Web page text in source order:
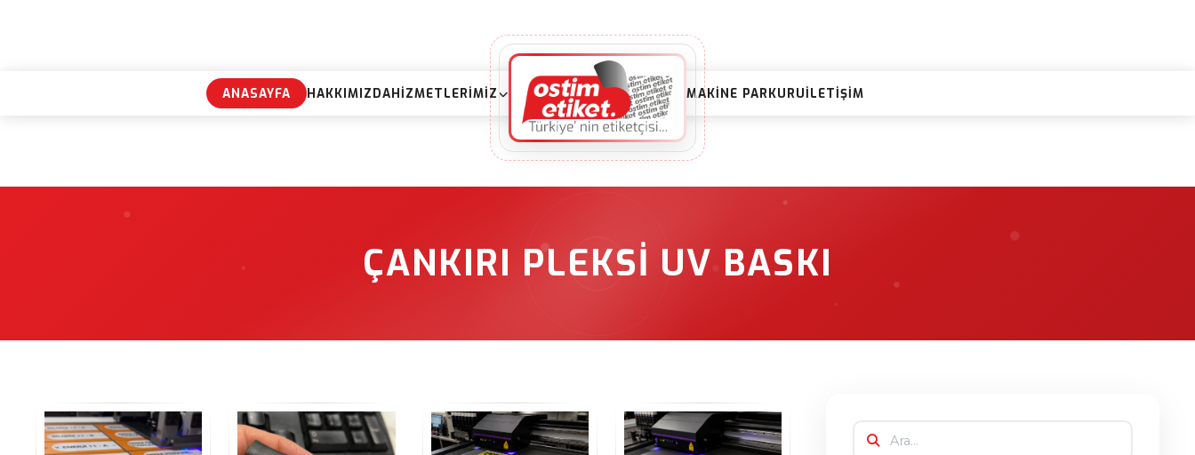
ANASAYFA HAKKIMIZDAHIZMETLERIMIZ MAKINE PARKURUİLETIŞIM
ÇANKIRI PLEKSI UV BASKI